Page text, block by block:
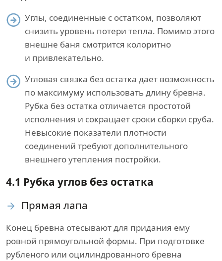
Углы, соединенные с остатком, позволяют
снизить уровень потери тепла. Помимо этого
внешне баня смотрится колоритно
и привлекательно.
Угловая связка без остатка дает возможность
по максимуму использовать длину бревна.
Рубка без остатка отличается простотой
исполнения и сокращает сроки сборки сруба.
Невысокие показатели плотности
соединений требуют дополнительного
внешнего утепления постройки.
4.1 Рубка углов без остатка
Прямая лапа
Конец бревна отесывают для придания ему
ровной прямоугольной формы. При подготовке
рубленого или оцилиндрованного бревна